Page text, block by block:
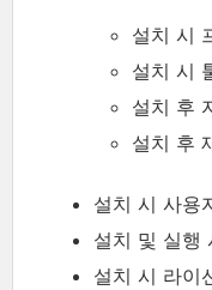
설치 시
설치 시
설치 후
설치 후
설치 시 사용
설치 및 실행
설치 시 라이